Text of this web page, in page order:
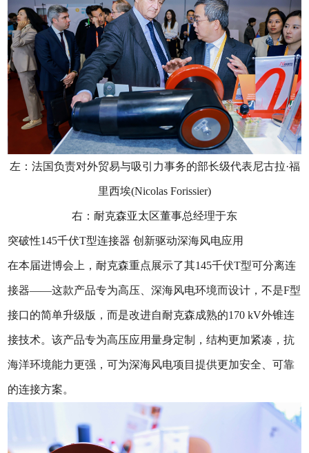
左：法国负责对外贸易与吸引力事务的部长级代表尼古拉·福
里西埃(Nicolas Forissier)
右：耐克森亚太区董事总经理于东
突破性145千伏T型连接器 创新驱动深海风电应用
在本届进博会上，耐克森重点展示了其145千伏T型可分离连
接器——这款产品专为高压、深海风电环境而设计，不是F型
接口的简单升级版，而是改进自耐克森成熟的170 kV外锥连
接技术。该产品专为高压应用量身定制，结构更加紧凑，抗
海洋环境能力更强，可为深海风电项目提供更加安全、可靠
的连接方案。